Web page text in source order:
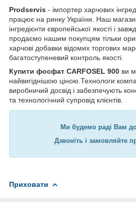
Prodservis - імпортер харчових
працює на ринку України. Наш
інгредієнти європейської якості і
продаємо нашим покупцям тільки
харчові добавки відомих торгових
багатоступеневий контроль якості.
Купити фосфат CARFOSEL 900 ви
найвигіднішою ціною.Технологи
виробничий досвід і забезпечують
та технологічний супровід клієнтів.
Ми будемо раді Вам
Дзвоніть і замовляйте
Приховати